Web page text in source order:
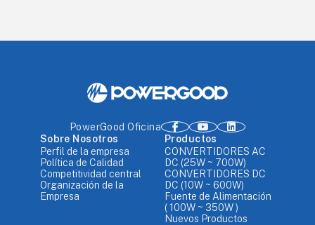
PowerGood Oficina
Sobre Nosotros
Perfil de la empresa
Política de Calidad
Competitividad central
Organización de la
Empresa
Productos
CONVERTIDORES AC
DC (25W ~ 700W)
CONVERTIDORES DC
DC (10W ~ 600W)
Fuente de Alimentación
( 100W ~ 350W )
Nuevos Productos